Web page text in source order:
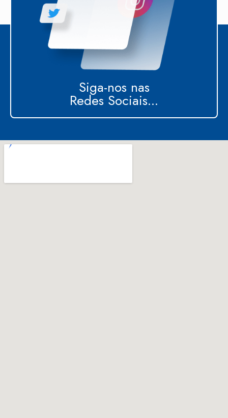
Siga-nos nas
Redes Sociais...